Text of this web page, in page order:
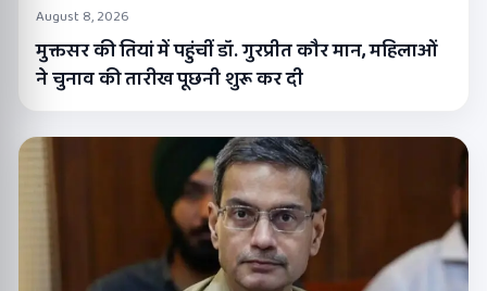
August 8, 2026
मुक्तसर की तियां में पहुंचीं डॉ. गुरप्रीत कौर मान, महिलाओं
ने चुनाव की तारीख पूछनी शुरू कर दी